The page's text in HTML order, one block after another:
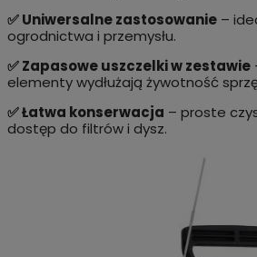
✅ Uniwersalne zastosowanie–
ogrodnictwa i przemysłu.
✅ Zapasowe uszczelki w zestawie
elementy wydłużają żywotność
✅ Łatwa konserwacja – proste
dostęp do filtrów i dysz.